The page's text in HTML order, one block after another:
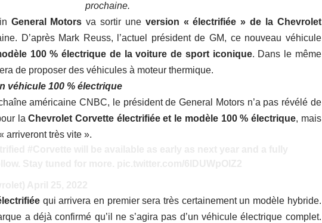
prochaine.
General Motors va sortir une version « électrifiée » de la Chevrolet
D’après Mark Reuss, l’actuel président de GM, ce nouveau véhicule
100 % électrique de la voiture de sport iconique. Dans le même
de proposer des véhicules à moteur thermique.
véhicule 100 % électrique
américaine CNBC, le président de General Motors n’a pas révélé de
laChevrolet Corvette électrifiée et le modèle 100 % électrique, mais
arriveront très vite ».
qui arrivera en premier sera très certainement un modèle hybride.
a déjà confirmé qu’il ne s’agira pas d’un véhicule électrique complet.